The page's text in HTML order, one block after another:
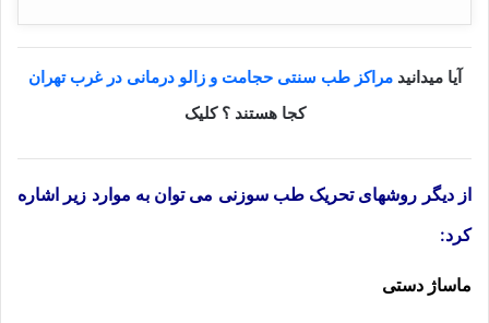
آیا میدانیدمراکز طب سنتی حجامت و زالو درمانی در غرب تهران
کجا هستند ؟ کلیک
از دیگر روشهای تحریک طب سوزنی می توان به موارد زیر اشاره
کرد:
ماساژ دستی